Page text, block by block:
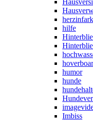
hilfe
humor
hunde
Imbiss